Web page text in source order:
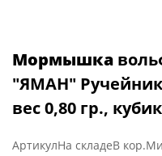
Мормышка
"ЯМАН"
вес 0,80 гр.,
АртикулНа складеВ кор.